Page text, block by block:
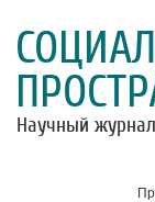
Научный журнал